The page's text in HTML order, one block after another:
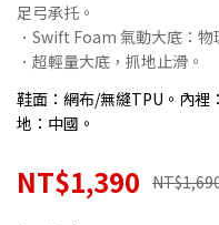
足弓承托。
．Swift Foam 氣動大底：物
．超輕量大底，抓地止滑。
鞋面：網布/無縫TPU。內裡
地：中國。
NT$1,390